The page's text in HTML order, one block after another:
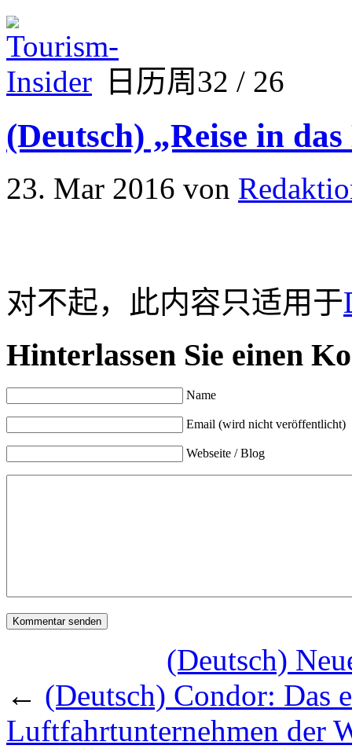
日历周32 / 26
(Deutsch) „Reise in
23. Mar 2016 von
对不起，此内容只适用于
Hinterlassen Sie einen
Name
Email (wird nicht veröffentlicht)
Webseite / Blog
(Deutsch)
← (Deutsch) Condor: Das
Luftfahrtunternehmen der